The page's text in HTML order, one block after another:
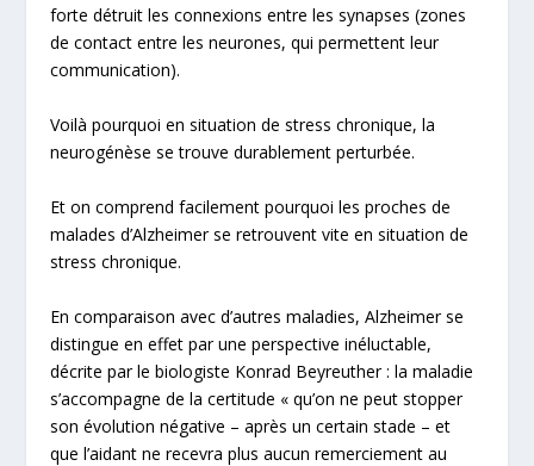
forte détruit les connexions entre les synapses (zones
de contact entre les neurones, qui permettent leur
communication).
Voilà pourquoi en situation de stress chronique, la
neurogénèse se trouve durablement perturbée.
Et on comprend facilement pourquoi les proches de
malades d’Alzheimer se retrouvent vite en situation de
stress chronique.
En comparaison avec d’autres maladies, Alzheimer se
distingue en effet par une perspective inéluctable,
décrite par le biologiste Konrad Beyreuther : la maladie
s’accompagne de la certitude «qu’on ne peut stopper
son évolution négative – après un certain stade –et
que l’aidant ne recevra plus aucun remerciement au